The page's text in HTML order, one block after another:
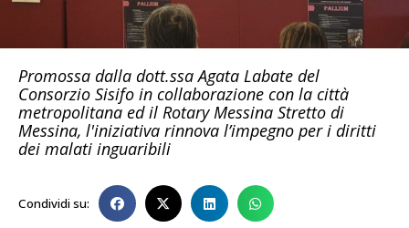
Promossa dalla dott.ssa Agata Labate del
Consorzio Sisifo in collaborazione con la città
metropolitana ed il Rotary Messina Stretto di
Messina, l'iniziativa rinnova l’impegno per i diritti
dei malati inguaribili
Condividi su: